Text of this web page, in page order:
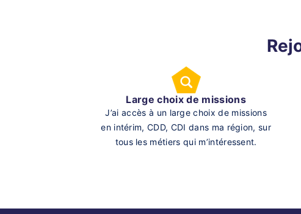
Large choix de missions
J’ai accès à un large choix de missions
en intérim, CDD, CDI dans ma région, sur
tous les métiers qui m’intéressent.